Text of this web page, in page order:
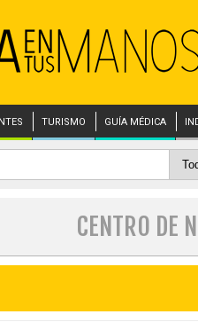
TURISMO GUÍA MÉDICA
CENTRO DE